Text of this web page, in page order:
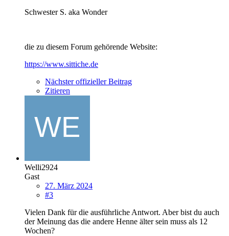
Schwester S. aka Wonder
die zu diesem Forum gehörende Website:
https://www.sittiche.de
Nächster offizieller Beitrag
Zitieren
Welli2924
Gast
27. März 2024
#3
Vielen Dank für die ausführliche Antwort. Aber bist du auch
der Meinung das die andere Henne älter sein muss als 12
Wochen?